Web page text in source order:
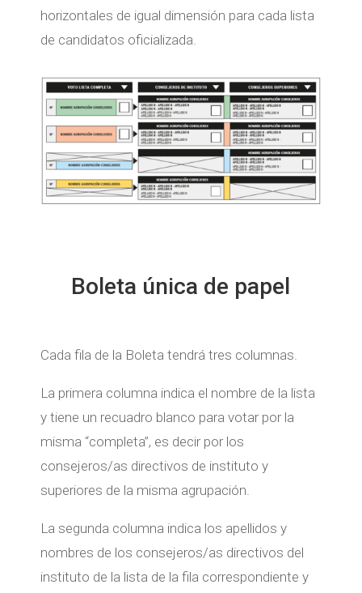
horizontales de igual dimensión para cada lista
de candidatos oficializada.
Boleta única de papel
Cada fila de la Boleta tendrá tres columnas.
La primera columna indica el nombre de la lista
y tiene un recuadro blanco para votar por la
misma “completa”, es decir por los
consejeros/as directivos de instituto y
superiores de la misma agrupación.
La segunda columna indica los apellidos y
nombres de los consejeros/as directivos del
instituto de la lista de la fila correspondiente y